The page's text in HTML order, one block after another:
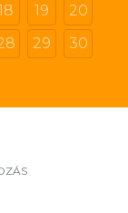
19
20
29
30